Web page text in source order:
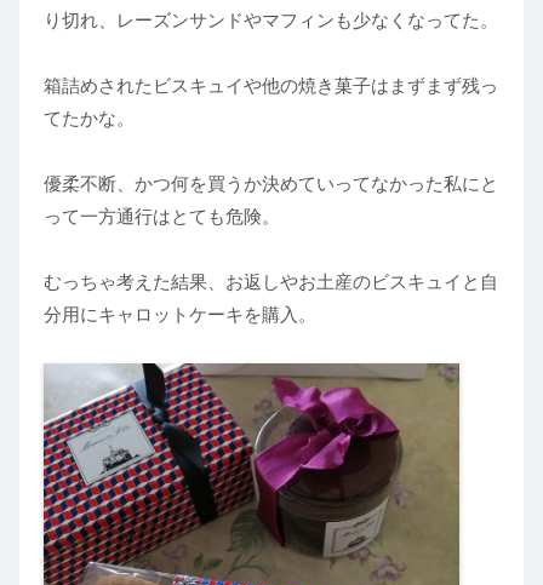
り切れ、レーズンサンドやマフィンも少なくなってた。
箱詰めされたビスキュイや他の焼き菓子はまずまず残っ
てたかな。
優柔不断、かつ何を買うか決めていってなかった私にと
って一方通行はとても危険。
むっちゃ考えた結果、お返しやお土産のビスキュイと自
分用にキャロットケーキを購入。